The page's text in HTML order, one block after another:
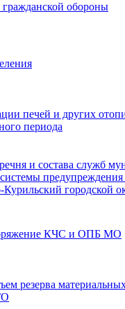
гражданской обороны
печей и других
периода
и состава служб
городской
КЧС и ОПБ МО
резерва